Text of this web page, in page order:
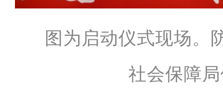
图为启动仪式现场。
社会保障